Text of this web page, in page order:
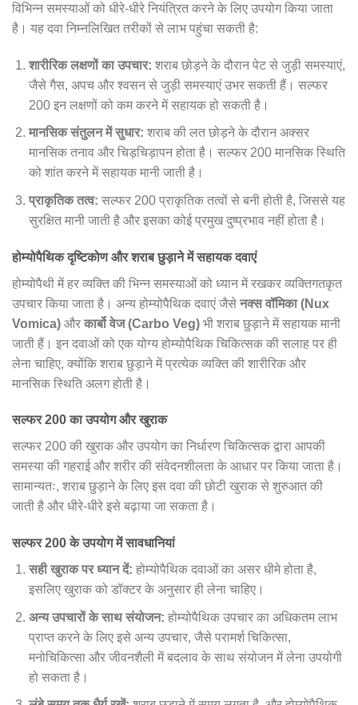
विभिन्न समस्याओं को धीरे-धीरे नियंत्रित करने के लिए उपयोग किया जाता
है। यह दवा निम्नलिखित तरीकों से लाभ पहुंचा सकती है:
शारीरिक लक्षणों का उपचार: शराब छोड़ने के दौरान पेट से जुड़ी समस्याएं,
जैसे गैस, अपच और श्वसन से जुड़ी समस्याएं उभर सकती हैं। सल्फर
200 इन लक्षणों को कम करने में सहायक हो सकती है।
मानसिक संतुलन में सुधार: शराब की लत छोड़ने के दौरान अक्सर
मानसिक तनाव और चिड़चिड़ापन होता है। सल्फर 200 मानसिक स्थिति
को शांत करने में सहायक मानी जाती है।
प्राकृतिक तत्व: सल्फर 200 प्राकृतिक तत्वों से बनी होती है, जिससे यह
सुरक्षित मानी जाती है और इसका कोई प्रमुख दुष्प्रभाव नहीं होता है।
होम्योपैथिक दृष्टिकोण और शराब छुड़ाने में सहायक दवाएं
होम्योपैथी में हर व्यक्ति की भिन्न समस्याओं को ध्यान में रखकर व्यक्तिगतकृत
उपचार किया जाता है। अन्य होम्योपैथिक दवाएं जैसे नक्स वॉमिका (Nux
Vomica) और कार्बो वेज (Carbo Veg) भी शराब छुड़ाने में सहायक मानी
जाती हैं। इन दवाओं को एक योग्य होम्योपैथिक चिकित्सक की सलाह पर ही
लेना चाहिए, क्योंकि शराब छुड़ाने में प्रत्येक व्यक्ति की शारीरिक और
मानसिक स्थिति अलग होती है।
सल्फर 200 का उपयोग और खुराक
सल्फर 200 की खुराक और उपयोग का निर्धारण चिकित्सक द्वारा आपकी
समस्या की गहराई और शरीर की संवेदनशीलता के आधार पर किया जाता है।
सामान्यतः, शराब छुड़ाने के लिए इस दवा की छोटी खुराक से शुरुआत की
जाती है और धीरे-धीरे इसे बढ़ाया जा सकता है।
सल्फर 200 के उपयोग में सावधानियां
सही खुराक पर ध्यान दें: होम्योपैथिक दवाओं का असर धीमे होता है,
इसलिए खुराक को डॉक्टर के अनुसार ही लेना चाहिए।
अन्य उपचारों के साथ संयोजन: होम्योपैथिक उपचार का अधिकतम लाभ
प्राप्त करने के लिए इसे अन्य उपचार, जैसे परामर्श चिकित्सा,
मनोचिकित्सा और जीवनशैली में बदलाव के साथ संयोजन में लेना उपयोगी
हो सकता है।